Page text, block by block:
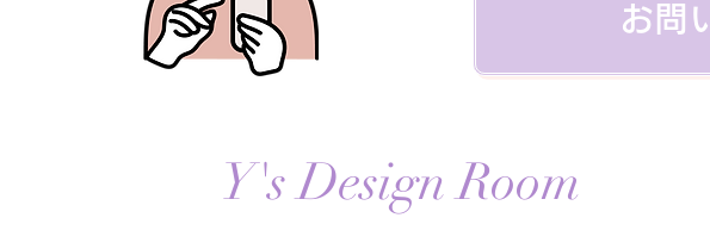
お問
Y's Design Room